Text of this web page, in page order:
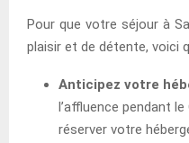
Pour que votre séjour à
plaisir et de détente, voici
Anticipez votre
l’affluence pendant
réserver votre